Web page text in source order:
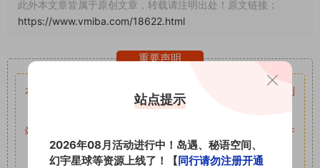
此外本文章皆属于原创文章，转载请注明出处！原文链接：
https://www.vmiba.com/18622.html
重要声明
本站资源均来自网络分享，如有侵犯你的权益请私信留言
收到
留言后，我们会第一时间进行审核后删除。
站内资源为网友个人学习或测试研究使用，未经原版权作者许
可,禁止用于任何商业途径！请在下载24小时内删除！
站点提示
2026年08月活动进行中！岛遇、秘语空间、
幻宇星球等资源上线了！【同行请勿注册开通